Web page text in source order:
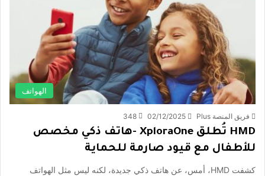
الهواتف
فريق المنصة Plus 02/12/2025
348
HMD تُطلق XploraOne -هاتف ذكي مخصص
للأطفال مع قيود صارمة للحماية
كشفت HMD، أمس، عن هاتف ذكي جديدة، لكنه ليس مثل الهواتف